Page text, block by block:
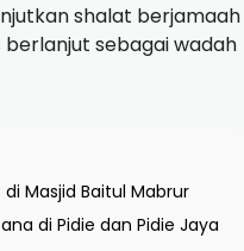
shalat berjamaah
sebagai wadah
Masjid Baitul Mabrur
di Pidie dan Pidie Jaya